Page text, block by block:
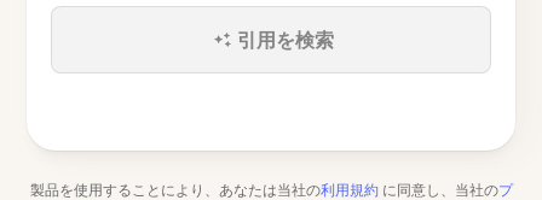
引用を検索
製品を使用することにより、あなたは当社の利用規約 に同意し、当社のプ